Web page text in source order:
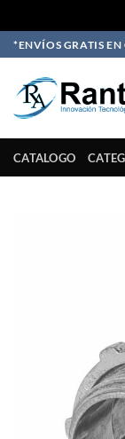
Skip
to
content
*ENVÍOS GRATIS
CATALOGO